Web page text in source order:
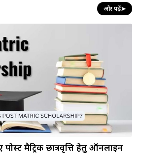
और पढ़ें➤
मैट्रिक छात्रवृत्ति हेतु ऑनलाइन